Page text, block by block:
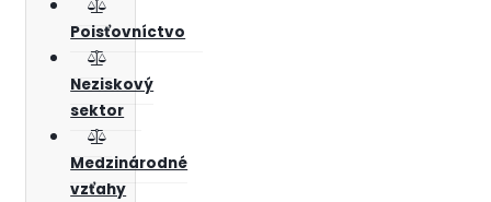
Poisťovníctvo
Neziskový
sektor
Medzinárodné
vzťahy